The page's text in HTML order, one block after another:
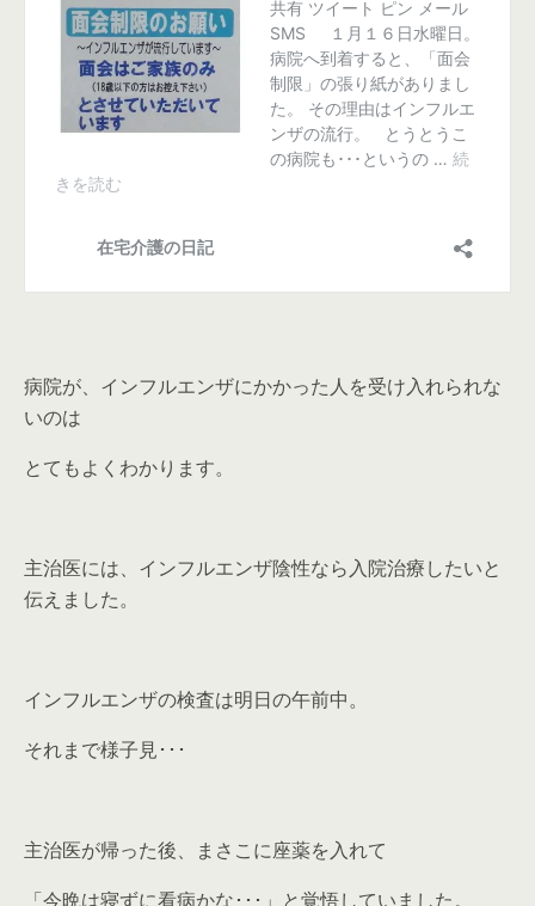
病院が、インフルエンザにかかった人を受け入れられな
いのは
とてもよくわかります。
主治医には、インフルエンザ陰性なら入院治療したいと
伝えました。
インフルエンザの検査は明日の午前中。
それまで様子見･･･
主治医が帰った後、まさこに座薬を入れて
「今晩は寝ずに看病かな･･･」と覚悟していました。